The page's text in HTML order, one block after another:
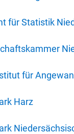
für Statistik
für
Harz